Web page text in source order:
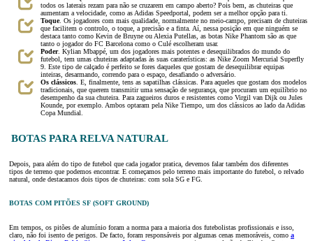
todos os laterais rezam para não se cruzarem em campo aberto? Pois bem, as chuteiras que
aumentam a velocidade, como as Adidas Speedportal, podem ser a melhor opção para ti.
Toque. Os jogadores com mais qualidade, normalmente no meio-campo, precisam de chuteiras
que facilitem o controlo, o toque, a precisão e a finta. Aí, nessa posição em que ninguém se
destaca tanto como Kevin de Bruyne ou Alexia Putellas, as botas Nike Phantom são as que
tanto o jogador do FC Barcelona como o Culé escolheram usar.
Poder. Kylian Mbappé, um dos jogadores mais potentes e desequilibrados do mundo do
futebol, tem umas chuteiras adaptadas às suas caraterísticas: as Nike Zoom Mercurial Superfly
9. Este tipo de calçado é perfeito se fores daqueles que gostam de desequilibrar equipas
inteiras, desarmando, correndo para o espaço, desafiando o adversário.
Os clássicos . E, finalmente, tens as sapatilhas clássicas. Para aqueles que gostam dos modelos
tradicionais, que querem transmitir uma sensação de segurança, que procuram um equilíbrio no
desempenho da sua chuteira. Para zagueiros duros e resistentes como Virgil van Dijk ou Jules
Kounde, por exemplo. Ambos optaram pela Nike Tiempo, um dos clássicos ao lado da Adidas
Copa Mundial.
BOTAS PARA RELVA NATURAL
Depois, para além do tipo de futebol que cada jogador pratica, devemos falar também dos diferentes
tipos de terreno que podemos encontrar. E começamos pelo terreno mais importante do futebol, o relvado
natural, onde destacamos dois tipos de chuteiras: com sola SG e FG.
BOTAS COM PITÕES SF (SOFT GROUND)
Em tempos, os pitões de alumínio foram a norma para a maioria dos futebolistas profissionais e isso,
claro, não foi isento de perigos. De facto, foram responsáveis por algumas cenas memoráveis, como a